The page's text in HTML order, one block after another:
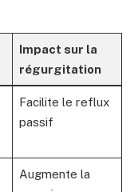
Impact sur la
régurgitation
Facilite le reflux
passif
Augmente la